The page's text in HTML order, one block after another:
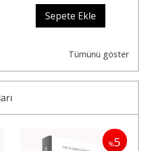
Sepete Ekle
Tümünü göster
%5